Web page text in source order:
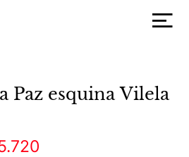
Paz esquina Vilela